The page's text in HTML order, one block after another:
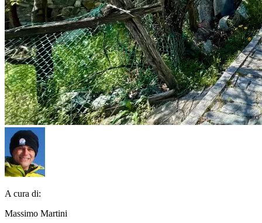
A cura di:
Massimo Martini